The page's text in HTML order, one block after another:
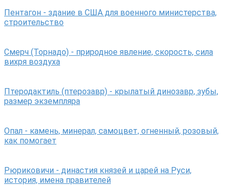
Пентагон - здание в США для военного министерства,
строительство
Смерч (Торнадо) - природное явление, скорость, сила
вихря воздуха
Птеродактиль (птерозавр) - крылатый динозавр, зубы,
размер экземпляра
Опал - камень, минерал, самоцвет, огненный, розовый,
как помогает
Рюриковичи - династия князей и царей на Руси,
история, имена правителей